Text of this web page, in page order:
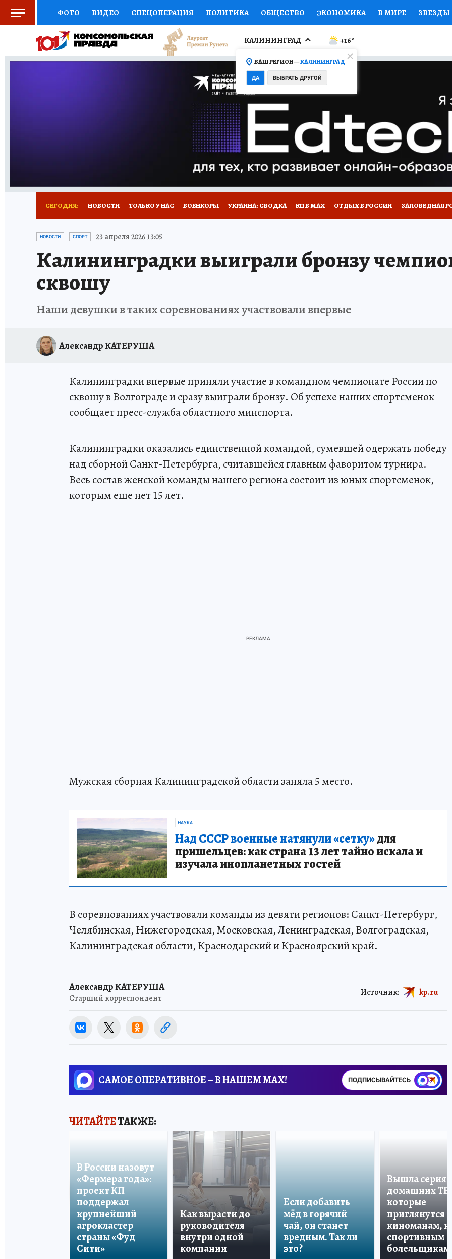
ФОТО ВИДЕО СПЕЦОПЕРАЦИЯ ПОЛИТИКА ОБЩЕСТВО ЭКОНОМИКА В МИРЕ ЗВЕЗДЫ
СОЦПОДДЕРЖКА НАУКА СПОРТ КОЛУМНИСТЫ ПРОИСШЕСТВИЯ НАЦИОНАЛЬНЫЕ
ВЫБОР ЭКСПЕРТОВ ДОКТОР ФИНАНСЫ ОТКРЫВАЕМ МИР Я ЗНАЮ СЕМЬЯ ЖЕНСКИЕ
ПРОГНОЗЫ НА СПОРТ ПРОМОКОДЫ СЕРИАЛЫ
ТЕЛЕВИЗОР КОЛЛЕКЦИИ КОНКУРСЫ
НОВОЕ НА САЙТЕ
КАЛИНИНГРАД
ВАШ РЕГИОН —КАЛИНИНГРАД
ДА ВЫБРАТЬ ДРУГОЙ
+16°
СЕГОДНЯ: НОВОСТИ ТОЛЬКО У НАС ВОЕНКОРЫ УКРАИНА: СВОДКА КП В МАХ ОТДЫХ В РОССИИ ЗАПОВЕДНАЯ
ИСПЫТАНО НА СЕБЕ
НОВОСТИ СПОРТ 23 апреля 2026 13:05
Калининградки выиграли бронзу
сквошу
Наши девушки в таких соревнованиях участвовали впервые
Александр КАТЕРУША
Калининградки впервые приняли участие в командном чемпионате России по
сквошу в Волгограде и сразу выиграли бронзу. Об успехе наших спортсменок
сообщает пресс-служба областного минспорта.
Калининградки оказались единственной командой, сумевшей одержать победу
над сборной Санкт-Петербурга, считавшейся главным фаворитом турнира.
Весь состав женской команды нашего региона состоит из юных спортсменок,
которым еще нет 15 лет.
Мужская сборная Калининградской области заняла 5 место.
НАУКА
Над СССР военные натянули «сетку»для
пришельцев: как страна 13 лет тайно искала и
изучала инопланетных гостей
В соревнованиях участвовали команды из девяти регионов: Санкт-Петербург,
Челябинская, Нижегородская, Московская, Ленинградская, Волгоградская,
Калининградская области, Краснодарский и Красноярский край.
Александр КАТЕРУША
Старший корреспондент
Источник: kp.ru
САМОЕ ОПЕРАТИВНОЕ – В НАШЕМ MAX! ПОДПИСЫВАЙТЕСЬ
ЧИТАЙТЕТАКЖЕ:
В России назовут
«Фермера года»:
проект КП
поддержал
крупнейший
агрокластер
страны «Фуд
Сити»
Как вырасти до
руководителя
внутри одной
компании
Если добавить
мёд в горячий
чай, он станет
вредным. Так ли
это?
Вышла серия
домашних ТВ,
которые
приглянутся и
киноманам, и
спортивным
болельщикам